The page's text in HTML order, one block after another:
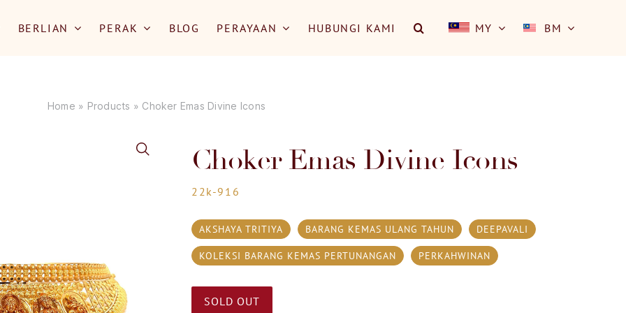
BERLIAN PERAK BLOG PERAYAAN HUBUNGI KAMI MY BM
Home » Products » Choker Emas Divine Icons
Choker Emas Divine Icons
22k-916
AKSHAYA TRITIYA BARANG KEMAS ULANG TAHUN DEEPAVALI
KOLEKSI BARANG KEMAS PERTUNANGAN PERKAHWINAN
SOLD OUT